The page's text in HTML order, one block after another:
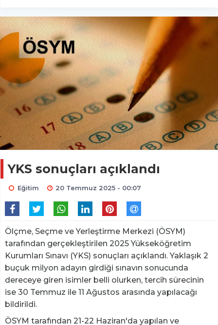
YKS sonuçları açıklandı
Eğitim 20 Temmuz 2025 - 00:07
Ölçme, Seçme ve Yerleştirme Merkezi (ÖSYM)
tarafından gerçekleştirilen 2025 Yükseköğretim
Kurumları Sınavı (YKS) sonuçları açıklandı. Yaklaşık 2
buçuk milyon adayın girdiği sınavın sonucunda
dereceye giren isimler belli olurken, tercih sürecinin
ise 30 Temmuz ile 11 Ağustos arasında yapılacağı
bildirildi.
ÖSYM tarafından 21-22 Haziran'da yapılan ve